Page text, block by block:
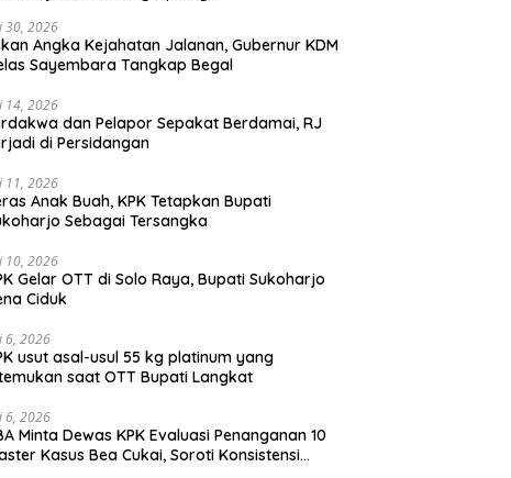
30, 2026
Angka Kejahatan Jalanan, Gubernur KDM
Sayembara Tangkap Begal
14, 2026
dan Pelapor Sepakat Berdamai, RJ
di Persidangan
11, 2026
Anak Buah, KPK Tetapkan Bupati
Sebagai Tersangka
10, 2026
Gelar OTT di Solo Raya, Bupati Sukoharjo
Ciduk
6, 2026
usut asal-usul 55 kg platinum yang
saat OTT Bupati Langkat
6, 2026
Minta Dewas KPK Evaluasi Penanganan 10
Kasus Bea Cukai, Soroti Konsistensi